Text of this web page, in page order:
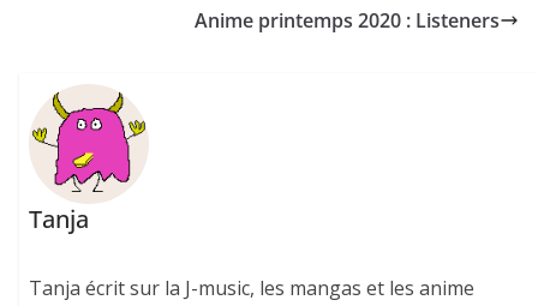
Anime printemps 2020 : Listeners
Tanja
Tanja écrit sur la J-music, les mangas et les anime